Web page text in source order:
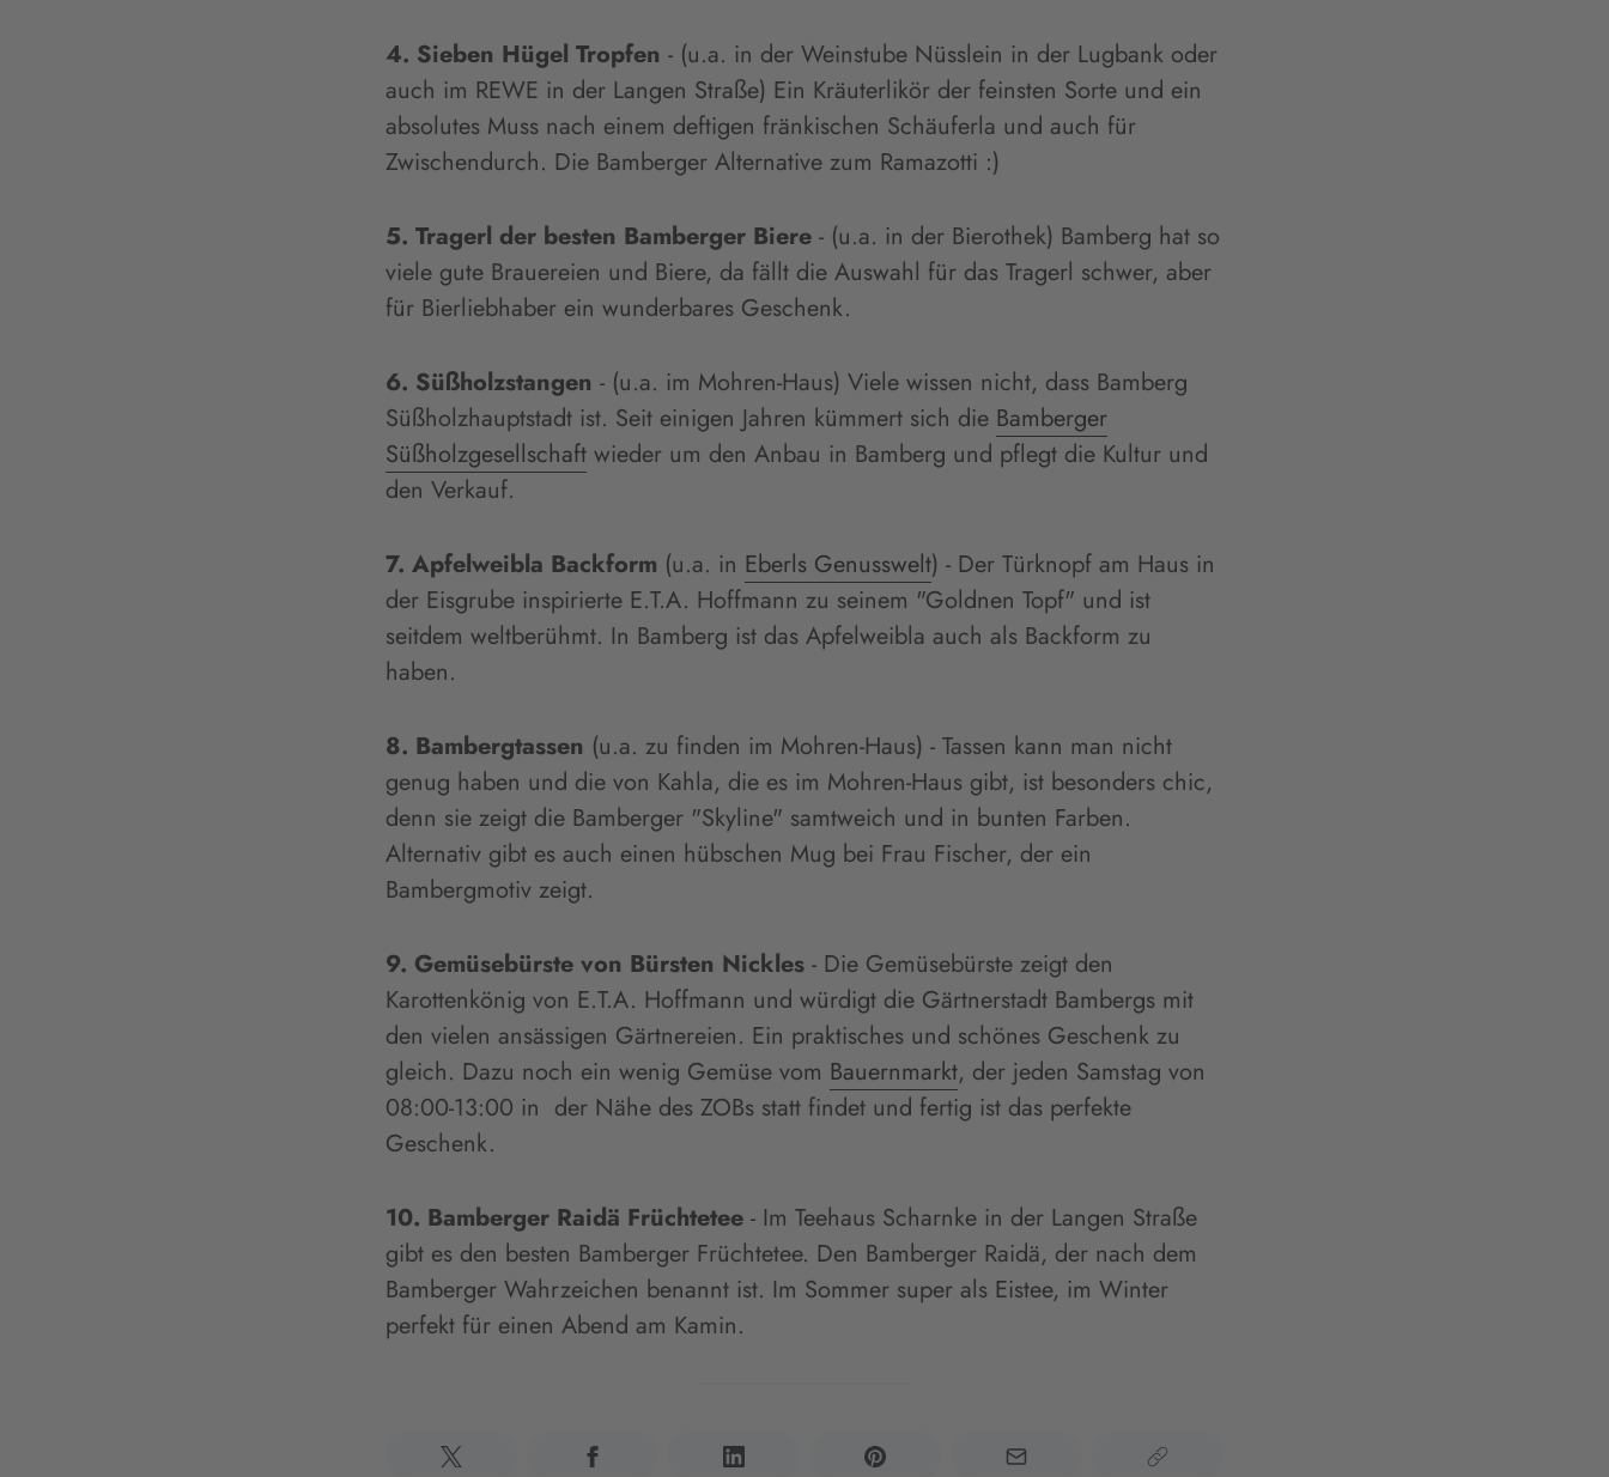
4. Sieben Hügel Tropfen - (u.a. in der Weinstube Nüsslein in der Lugbank oder
auch im REWE in der Langen Straße) Ein Kräuterlikör der feinsten Sorte und ein
absolutes Muss nach einem deftigen fränkischen Schäuferla und auch für
Zwischendurch. Die Bamberger Alternative zum Ramazotti :)
5. Tragerl der besten Bamberger Biere - (u.a. in der Bierothek) Bamberg hat so
viele gute Brauereien und Biere, da fällt die Auswahl für das Tragerl schwer, aber
für Bierliebhaber ein wunderbares Geschenk.
6. Süßholzstangen - (u.a. im Mohren-Haus) Viele wissen nicht, dass Bamberg
Süßholzhauptstadt ist. Seit einigen Jahren kümmert sich die Bamberger
Süßholzgesellschaft wieder um den Anbau in Bamberg und pflegt die Kultur und
den Verkauf.
7. Apfelweibla Backform (u.a. in Eberls Genusswelt) - Der Türknopf am Haus in
der Eisgrube inspirierte E.T.A. Hoffmann zu seinem "Goldnen Topf" und ist
seitdem weltberühmt. In Bamberg ist das Apfelweibla auch als Backform zu
haben.
8. Bambergtassen (u.a. zu finden im Mohren-Haus) - Tassen kann man nicht
genug haben und die von Kahla, die es im Mohren-Haus gibt, ist besonders chic,
denn sie zeigt die Bamberger "Skyline" samtweich und in bunten Farben.
Alternativ gibt es auch einen hübschen Mug bei Frau Fischer, der ein
Bambergmotiv zeigt.
9. Gemüsebürste von Bürsten Nickles - Die Gemüsebürste zeigt den
Karottenkönig von E.T.A. Hoffmann und würdigt die Gärtnerstadt Bambergs mit
den vielen ansässigen Gärtnereien. Ein praktisches und schönes Geschenk zu
gleich. Dazu noch ein wenig Gemüse vom Bauernmarkt, der jeden Samstag von
08:00-13:00 in der Nähe des ZOBs statt findet und fertig ist das perfekte
Geschenk.
10. Bamberger Raidä Früchtetee - Im Teehaus Scharnke in der Langen Straße
gibt es den besten Bamberger Früchtetee. Den Bamberger Raidä, der nach dem
Bamberger Wahrzeichen benannt ist. Im Sommer super als Eistee, im Winter
perfekt für einen Abend am Kamin.